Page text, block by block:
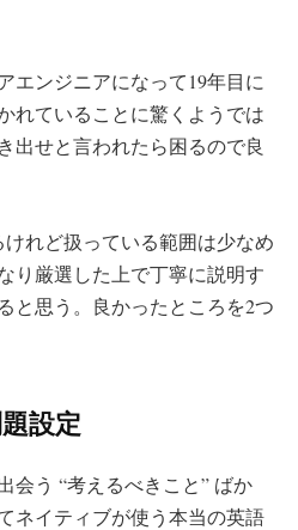
エンジニアになって19年目に
れていることに驚くようでは
出せと言われたら困るので良
れど扱っている範囲は少なめ
り厳選した上で丁寧に説明す
と思う。良かったところを2つ
設定
会う “考えるべきこと” ばか
ネイティブが使う本当の英語